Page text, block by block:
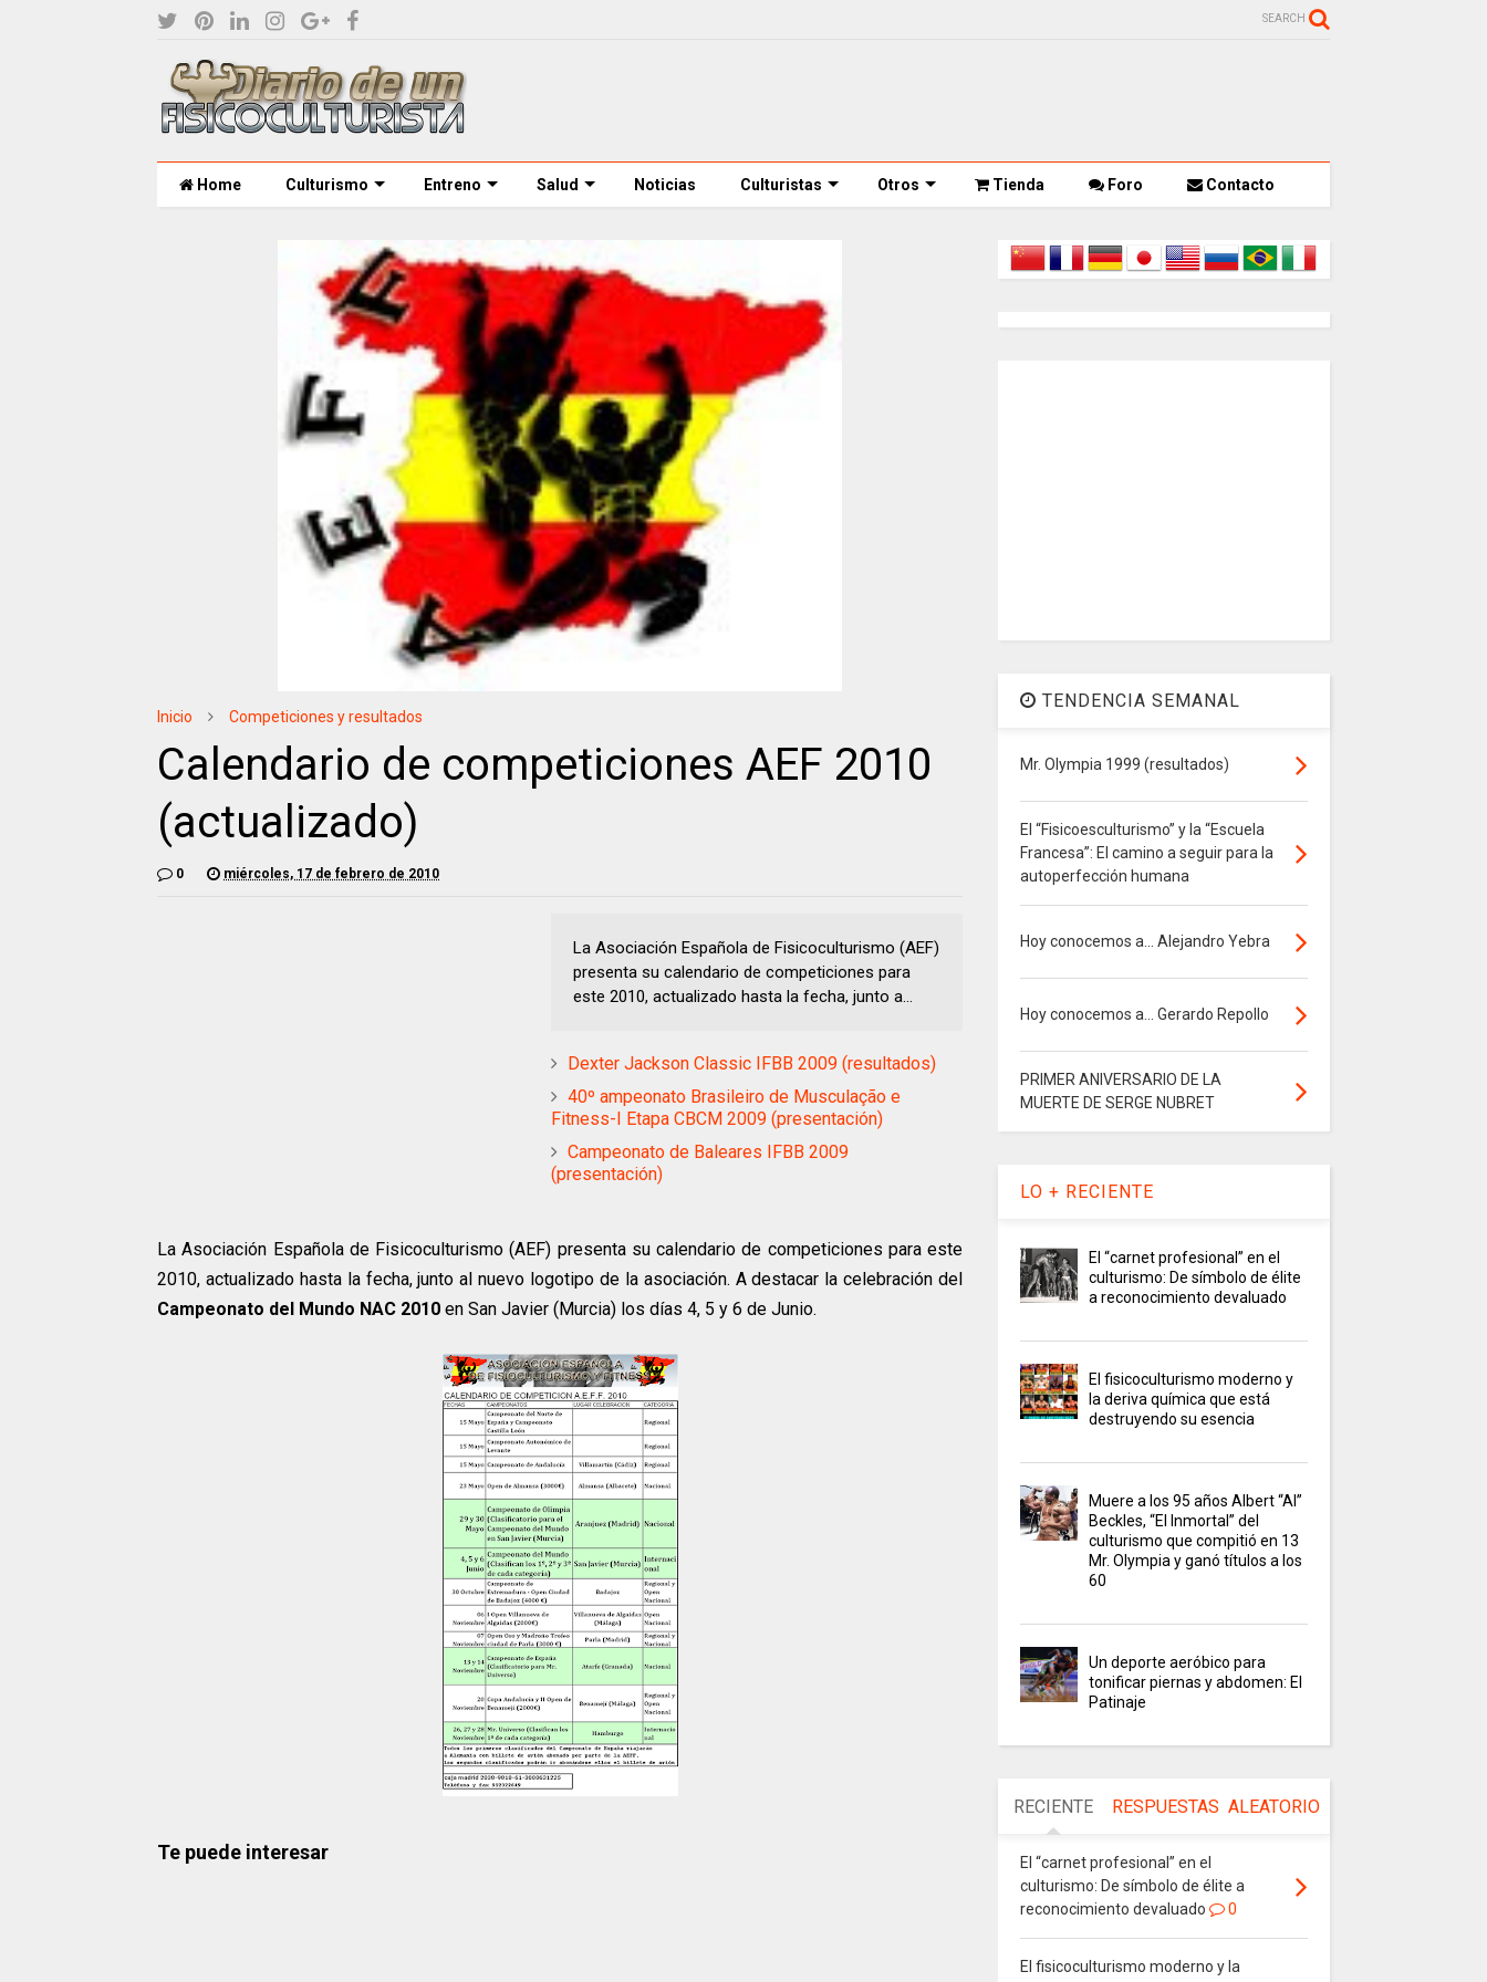
SEARCH
Home Culturismo Entreno Salud Noticias Culturistas Otros Tienda Foro Contacto
Inicio Competiciones y resultados
Calendario de competiciones AEF 2010
(actualizado)
0 miércoles, 17 de febrero de 2010
La Asociación Española de Fisicoculturismo (AEF)
presenta su calendario de competiciones para
este 2010, actualizado hasta la fecha, junto a...
Dexter Jackson Classic IFBB 2009 (resultados)
40º ampeonato Brasileiro de Musculação e
Fitness-I Etapa CBCM 2009 (presentación)
Campeonato de Baleares IFBB 2009
(presentación)
La Asociación Española de Fisicoculturismo (AEF) presenta su calendario de competiciones para este
2010, actualizado hasta la fecha, junto al nuevo logotipo de la asociación. A destacar la celebración del
Campeonato del Mundo NAC 2010 en San Javier (Murcia) los días 4, 5 y 6 de Junio.
Te puede interesar
TENDENCIA SEMANAL
Mr. Olympia 1999 (resultados)
El “Fisicoesculturismo” y la “Escuela
Francesa”: El camino a seguir para la
autoperfección humana
Hoy conocemos a... Alejandro Yebra
Hoy conocemos a... Gerardo Repollo
PRIMER ANIVERSARIO DE LA
MUERTE DE SERGE NUBRET
LO + RECIENTE
El “carnet profesional” en el
culturismo: De símbolo de élite
a reconocimiento devaluado
El fisicoculturismo moderno y
la deriva química que está
destruyendo su esencia
Muere a los 95 años Albert “Al”
Beckles, “El Inmortal” del
culturismo que compitió en 13
Mr. Olympia y ganó títulos a los
60
Un deporte aeróbico para
tonificar piernas y abdomen: El
Patinaje
RECIENTE RESPUESTAS ALEATORIO
El “carnet profesional” en el
culturismo: De símbolo de élite a
reconocimiento devaluado
0
El fisicoculturismo moderno y la